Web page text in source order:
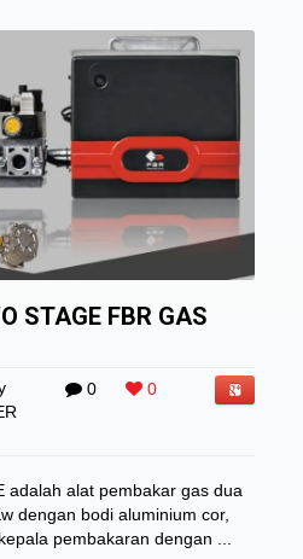
STAGE FBR GAS
0 0
adalah alat pembakar gas dua
dengan bodi aluminium cor,
pembakaran dengan ...